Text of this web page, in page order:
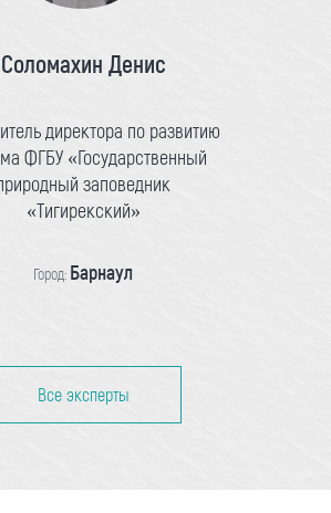
Соломахин Денис
директора по развитию
ФГБУ «Государственный
заповедник
«Тигирекский»
Город: Барнаул
Все эксперты